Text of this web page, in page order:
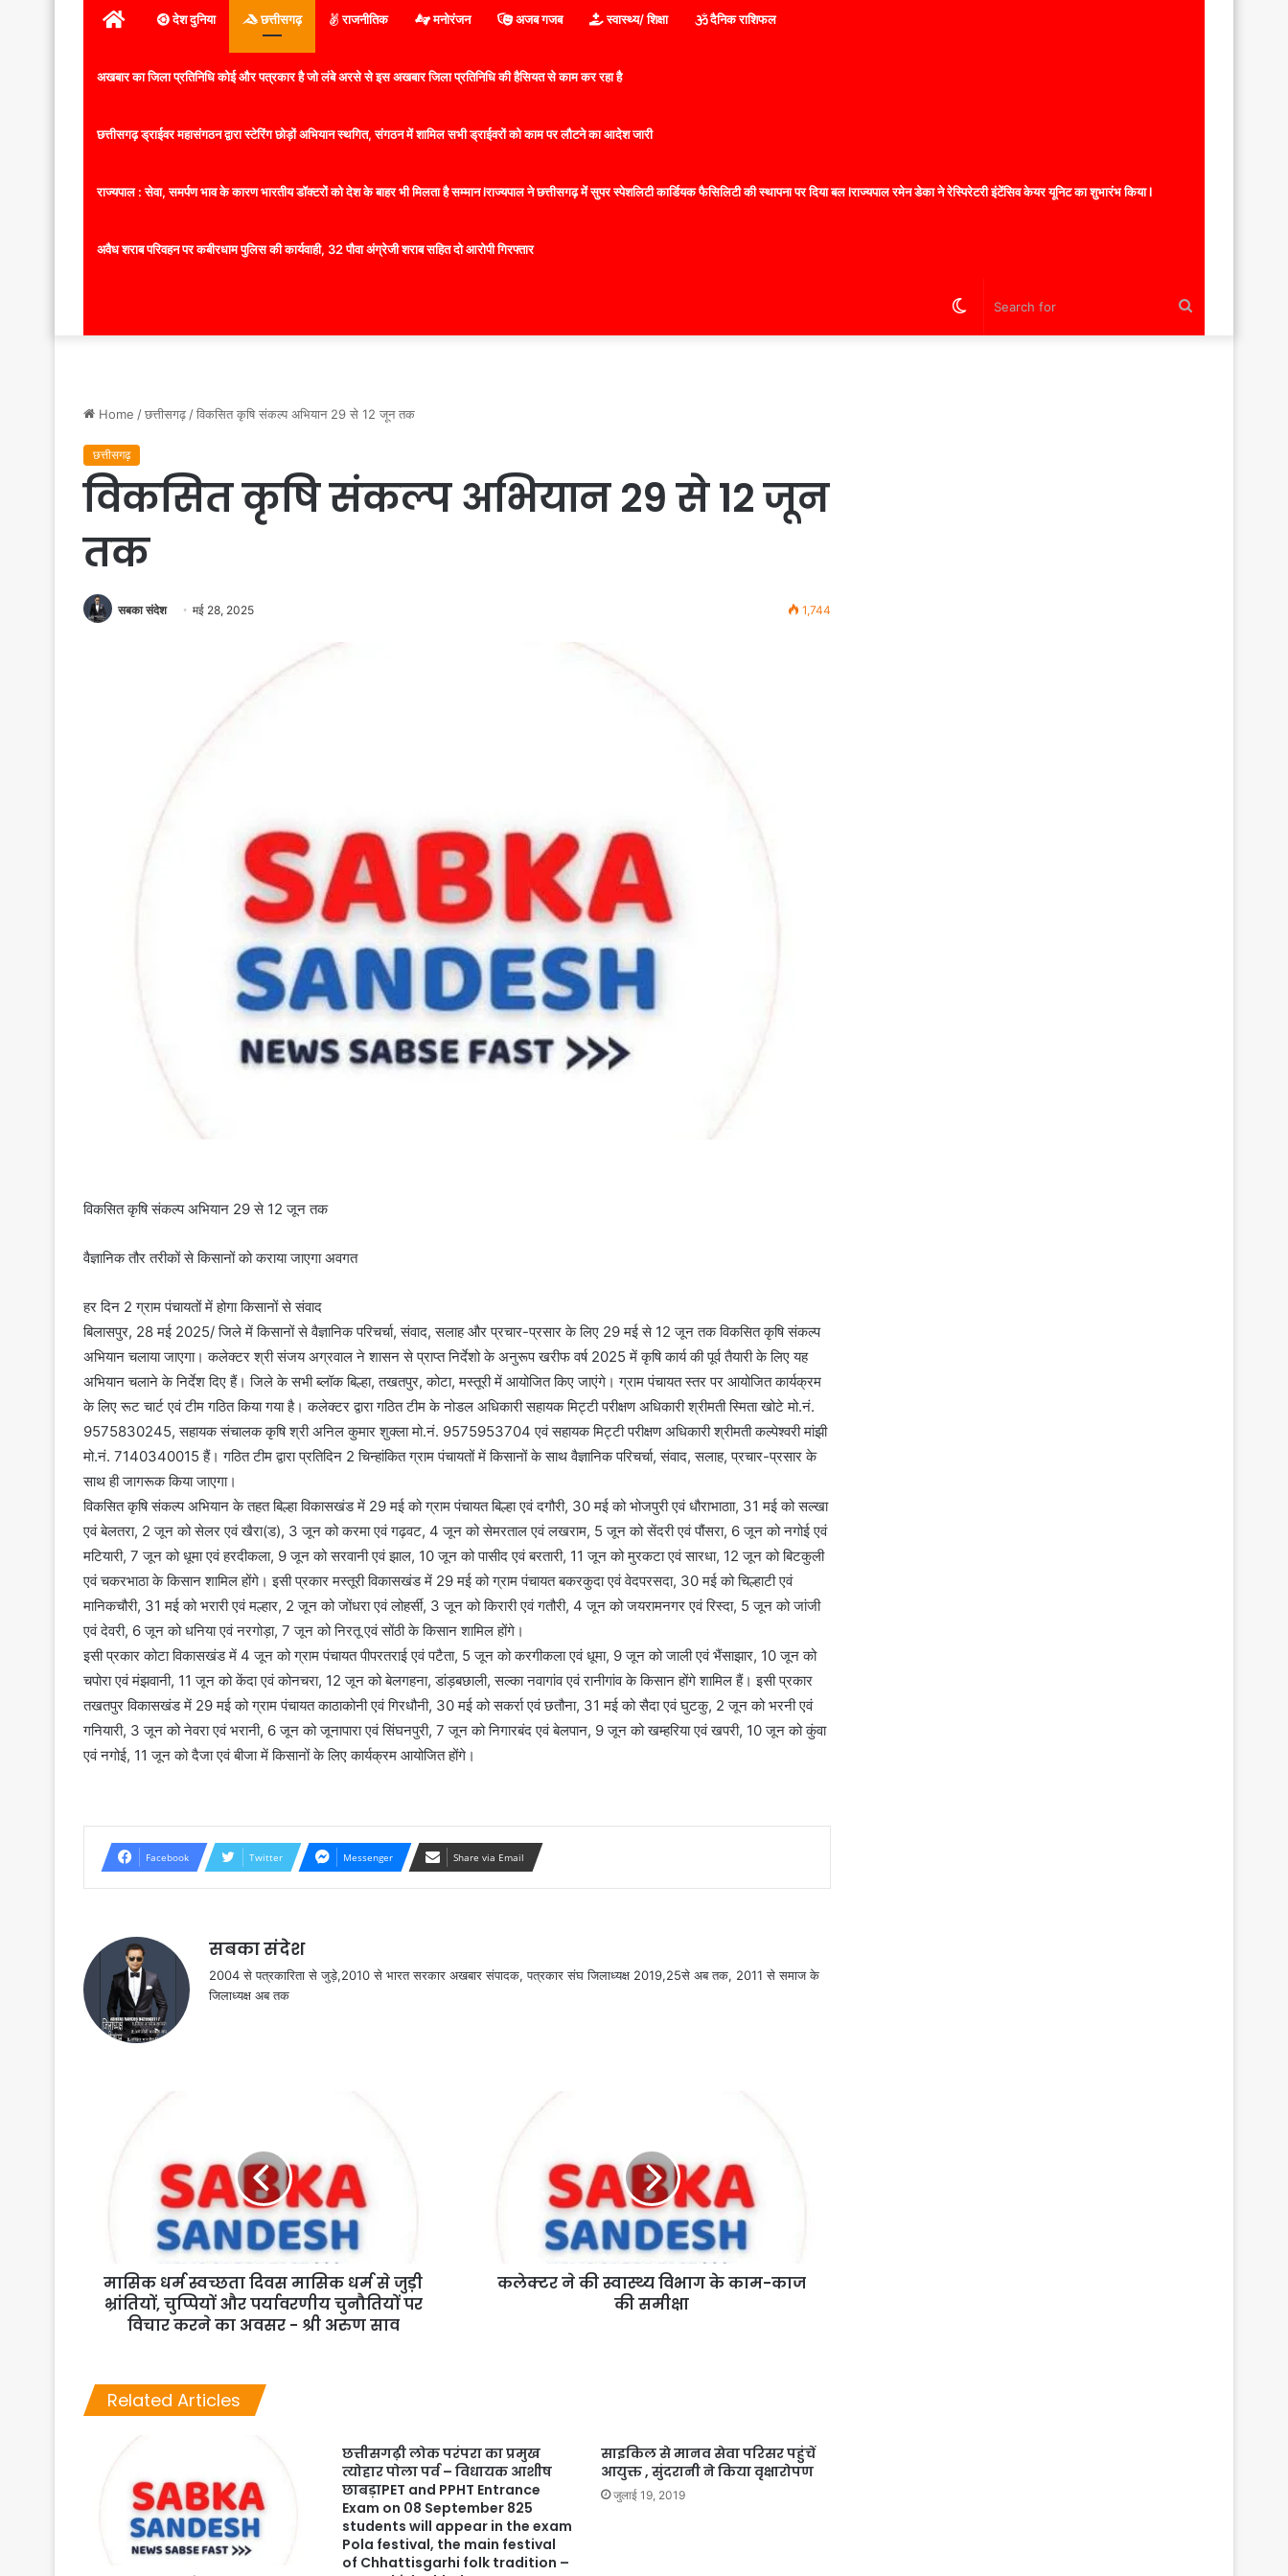
होम देश दुनिया छत्तीसगढ़ राजनीतिक मनोरंजन अजब गजब स्वास्थ्य/ शिक्षा दैनिक राशिफल
अखबार का जिला प्रतिनिधि कोई और पत्रकार है जो लंबे अरसे से इस अखबार जिला प्रतिनिधि की हैसियत से काम कर रहा है
छत्तीसगढ़ ड्राईवर महासंगठन द्वारा स्टेरिंग छोड़ों अभियान स्थगित, संगठन में शामिल सभी ड्राईवरों को काम पर लौटने का आदेश जारी
राज्यपाल : सेवा, समर्पण भाव के कारण भारतीय डॉक्टरों को देश के बाहर भी मिलता है सम्मान lराज्यपाल ने छत्तीसगढ़ में सुपर स्पेशलिटी कार्डियक फैसिलिटी की स्थापना पर दिया बल lराज्यपाल रमेन डेका ने रेस्पिरेटरी इंटेंसिव केयर यूनिट का शुभारंभ किया l
अवैध शराब परिवहन पर कबीरधाम पुलिस की कार्यवाही, 32 पौवा अंग्रेजी शराब सहित दो आरोपी गिरफ्तार
Switch
Home /छत्तीसगढ़ /विकसित कृषि संकल्प अभियान 29 से 12 जून तक
छत्तीसगढ़
विकसित कृषि संकल्प अभियान 29 से 12 जून
तक
सबका संदेश मई 28, 2025 1,744
विकसित कृषि संकल्प अभियान 29 से 12 जून तक
वैज्ञानिक तौर तरीकों से किसानों को कराया जाएगा अवगत
हर दिन 2 ग्राम पंचायतों में होगा किसानों से संवाद
बिलासपुर, 28 मई 2025/ जिले में किसानों से वैज्ञानिक परिचर्चा, संवाद, सलाह और प्रचार-प्रसार के लिए 29 मई से 12 जून तक विकसित कृषि संकल्प
अभियान चलाया जाएगा। कलेक्टर श्री संजय अग्रवाल ने शासन से प्राप्त निर्देशो के अनुरूप खरीफ वर्ष 2025 में कृषि कार्य की पूर्व तैयारी के लिए यह
अभियान चलाने के निर्देश दिए हैं। जिले के सभी ब्लॉक बिल्हा, तखतपुर, कोटा, मस्तूरी में आयोजित किए जाएंगे। ग्राम पंचायत स्तर पर आयोजित कार्यक्रम
के लिए रूट चार्ट एवं टीम गठित किया गया है। कलेक्टर द्वारा गठित टीम के नोडल अधिकारी सहायक मिट्टी परीक्षण अधिकारी श्रीमती स्मिता खोटे मो.नं.
9575830245, सहायक संचालक कृषि श्री अनिल कुमार शुक्ला मो.नं. 9575953704 एवं सहायक मिट्टी परीक्षण अधिकारी श्रीमती कल्पेश्वरी मांझी
मो.नं. 7140340015 हैं। गठित टीम द्वारा प्रतिदिन 2 चिन्हांकित ग्राम पंचायतों में किसानों के साथ वैज्ञानिक परिचर्चा, संवाद, सलाह, प्रचार-प्रसार के
साथ ही जागरूक किया जाएगा।
विकसित कृषि संकल्प अभियान के तहत बिल्हा विकासखंड में 29 मई को ग्राम पंचायत बिल्हा एवं दगौरी, 30 मई को भोजपुरी एवं धौराभाठाा, 31 मई को सल्खा
एवं बेलतरा, 2 जून को सेलर एवं खैरा(ड), 3 जून को करमा एवं गढ़वट, 4 जून को सेमरताल एवं लखराम, 5 जून को सेंदरी एवं पौंसरा, 6 जून को नगोई एवं
मटियारी, 7 जून को धूमा एवं हरदीकला, 9 जून को सरवानी एवं झाल, 10 जून को पासीद एवं बरतारी, 11 जून को मुरकटा एवं सारधा, 12 जून को बिटकुली
एवं चकरभाठा के किसान शामिल होंगे। इसी प्रकार मस्तूरी विकासखंड में 29 मई को ग्राम पंचायत बकरकुदा एवं वेदपरसदा, 30 मई को चिल्हाटी एवं
मानिकचौरी, 31 मई को भरारी एवं मल्हार, 2 जून को जोंधरा एवं लोहर्सी, 3 जून को किरारी एवं गतौरी, 4 जून को जयरामनगर एवं रिस्दा, 5 जून को जांजी
एवं देवरी, 6 जून को धनिया एवं नरगोड़ा, 7 जून को निरतू एवं सोंठी के किसान शामिल होंगे।
इसी प्रकार कोटा विकासखंड में 4 जून को ग्राम पंचायत पीपरतराई एवं पटैता, 5 जून को करगीकला एवं धूमा, 9 जून को जाली एवं भैंसाझार, 10 जून को
चपोरा एवं मंझवानी, 11 जून को केंदा एवं कोनचरा, 12 जून को बेलगहना, डांड़बछाली, सल्का नवागांव एवं रानीगांव के किसान होंगे शामिल हैं। इसी प्रकार
तखतपुर विकासखंड में 29 मई को ग्राम पंचायत काठाकोनी एवं गिरधौनी, 30 मई को सकर्रा एवं छतौना, 31 मई को सैदा एवं घुटकु, 2 जून को भरनी एवं
गनियारी, 3 जून को नेवरा एवं भरानी, 6 जून को जूनापारा एवं सिंघनपुरी, 7 जून को निगारबंद एवं बेलपान, 9 जून को खम्हरिया एवं खपरी, 10 जून को कुंवा
एवं नगोई, 11 जून को दैजा एवं बीजा में किसानों के लिए कार्यक्रम आयोजित होंगे।
Facebook Twitter Messenger Share via Email
सबका संदेश
2004 से पत्रकारिता से जुड़े,2010 से भारत सरकार अखबार संपादक, पत्रकार संघ जिलाध्यक्ष 2019,25से अब तक, 2011 से समाज के
जिलाध्यक्ष अब तक
मासिक धर्म स्वच्छता दिवस मासिक धर्म से जुड़ी
भ्रांतियों, चुप्पियों और पर्यावरणीय चुनौतियों पर
विचार करने का अवसर - श्री अरुण साव
कलेक्टर ने की स्वास्थ्य विभाग के काम-काज
की समीक्षा
Related Articles
छत्तीसगढ़ी लोक परंपरा का प्रमुख
त्योहार पोला पर्व – विधायक आशीष
छाबड़ाPET and PPHT Entrance
Exam on 08 September 825
students will appear in the exam
Pola festival, the main festival
of Chhattisgarhi folk tradition –
साइकिल से मानव सेवा परिसर पहुंचें
आयुक्त , सुंदरानी ने किया वृक्षारोपण
जुलाई 19, 2019